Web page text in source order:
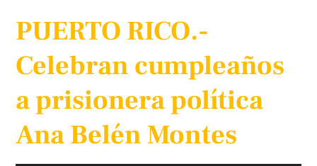
PUERTO RICO.-
Celebran cumpleaños
a prisionera política
Ana Belén Montes